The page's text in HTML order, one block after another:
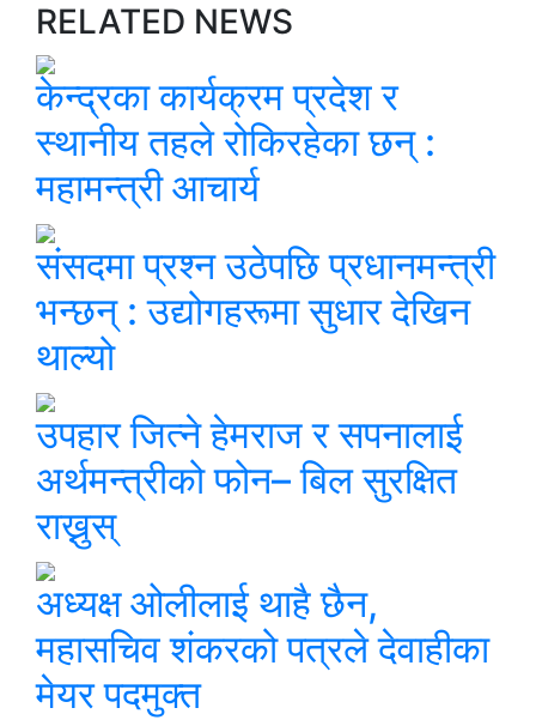
RELATED NEWS
केन्द्रका कार्यक्रम प्रदेश र
स्थानीय तहले रोकिरहेका छन् :
महामन्त्री आचार्य
संसदमा प्रश्न उठेपछि प्रधानमन्त्री
भन्छन् : उद्योगहरूमा सुधार देखिन
थाल्यो
उपहार जित्ने हेमराज र सपनालाई
अर्थमन्त्रीको फोन– बिल सुरक्षित
राख्नुस्
अध्यक्ष ओलीलाई थाहै छैन,
महासचिव शंकरको पत्रले देवाहीका
मेयर पदमुक्त